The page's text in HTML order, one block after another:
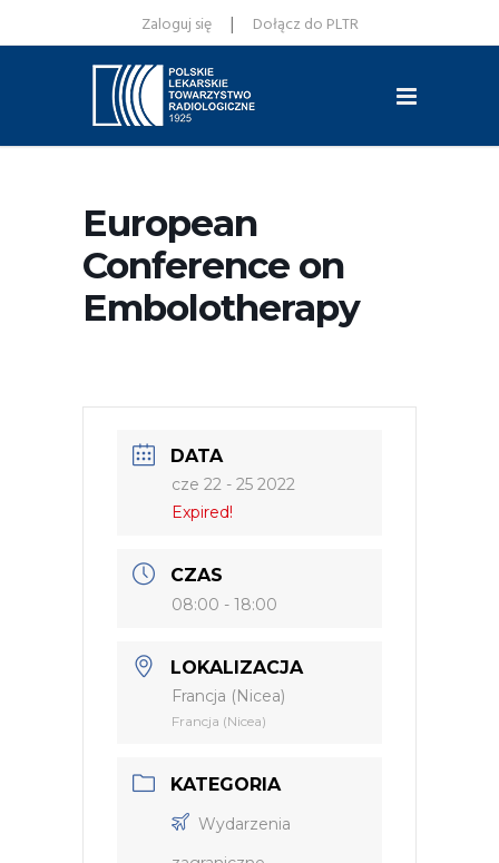
Zaloguj się | Dołącz do PLTR
European
Conference on
Embolotherapy
DATA
cze 22 - 25 2022
Expired!
CZAS
08:00 - 18:00
LOKALIZACJA
Francja (Nicea)
Francja (Nicea)
KATEGORIA
Wydarzenia